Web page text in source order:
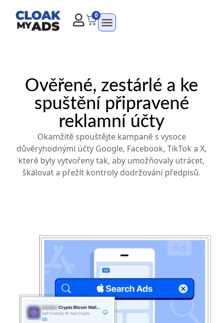
0
Ověřené, zestárlé a ke
spuštění připravené
reklamní účty
Okamžitě spouštějte kampaně s vysoce
důvěryhodnými účty Google, Facebook, TikTok a X,
které byly vytvořeny tak, aby umožňovaly utrácet,
škálovat a přežít kontroly dodržování předpisů.